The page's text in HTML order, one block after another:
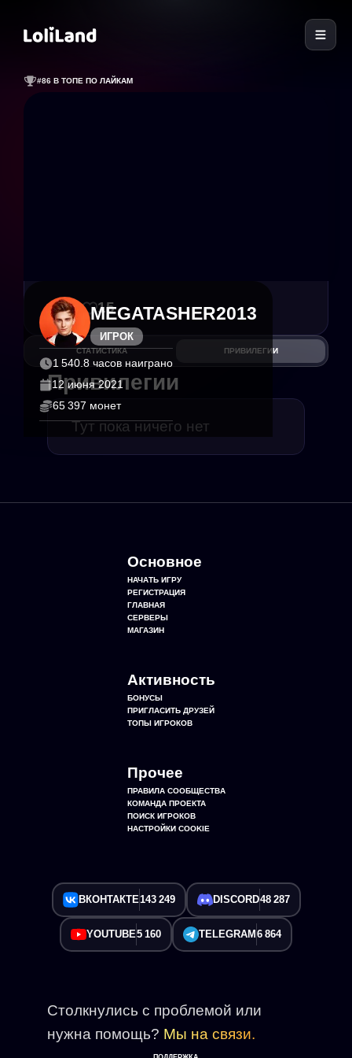
#86 В ТОПЕ ПО ЛАЙКАМ
ИГРОК
MEGATASHER2013
1 540.8 часов наиграно
12 июня 2021
65 397 монет
38 15
СТАТИСТИКА ПРИВИЛЕГИИ
Привилегии
Тут пока ничего нет
Основное
НАЧАТЬ ИГРУ
РЕГИСТРАЦИЯ
ГЛАВНАЯ
СЕРВЕРЫ
МАГАЗИН
Активность
БОНУСЫ
ПРИГЛАСИТЬ ДРУЗЕЙ
ТОПЫ ИГРОКОВ
Прочее
ПРАВИЛА СООБЩЕСТВА
КОМАНДА ПРОЕКТА
ПОИСК ИГРОКОВ
НАСТРОЙКИ COOKIE
ВКОНТАКТЕ143 249 DISCORD48 287
YOUTUBE5 160 TELEGRAM 6 864
Столкнулись с проблемой или
нужна помощь? Мы на связи.